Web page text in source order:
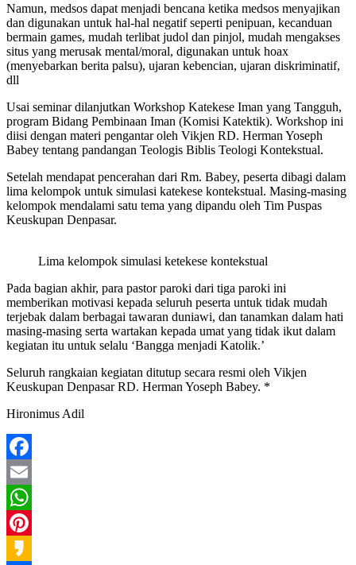
Namun, medsos dapat menjadi bencana ketika medsos menyajikan
dan digunakan untuk hal-hal negatif seperti penipuan, kecanduan
bermain games, mudah terlibat judol dan pinjol, mudah mengakses
situs yang merusak mental/moral, digunakan untuk hoax
(menyebarkan berita palsu), ujaran kebencian, ujaran diskriminatif,
dll
Usai seminar dilanjutkan Workshop Katekese Iman yang Tangguh,
program Bidang Pembinaan Iman (Komisi Katektik). Workshop ini
diisi dengan materi pengantar oleh Vikjen RD. Herman Yoseph
Babey tentang pandangan Teologis Biblis Teologi Kontekstual.
Setelah mendapat pencerahan dari Rm. Babey, peserta dibagi dalam
lima kelompok untuk simulasi katekese kontekstual. Masing-masing
kelompok mendalami satu tema yang dipandu oleh Tim Puspas
Keuskupan Denpasar.
Lima kelompok simulasi ketekese kontekstual
Pada bagian akhir, para pastor paroki dari tiga paroki ini
memberikan motivasi kepada seluruh peserta untuk tidak mudah
terjebak dalam berbagai tawaran duniawi, dan tanamkan dalam hati
masing-masing serta wartakan kepada umat yang tidak ikut dalam
kegiatan itu untuk selalu ‘Bangga menjadi Katolik.’
Seluruh rangkaian kegiatan ditutup secara resmi oleh Vikjen
Keuskupan Denpasar RD. Herman Yoseph Babey. *
Hironimus Adil
Facebook
Email
WhatsApp
Pinterest